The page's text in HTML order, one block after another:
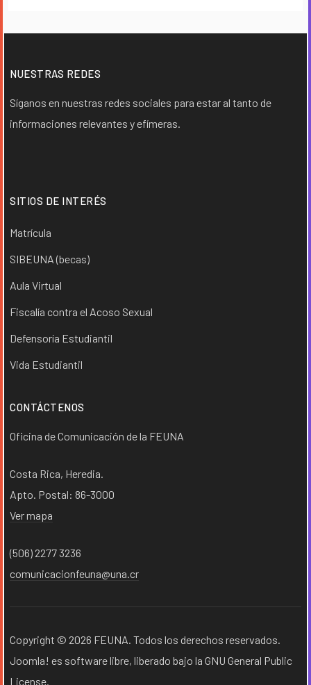
NUESTRAS REDES
Síganos en nuestras redes sociales para estar al tanto de
informaciones relevantes y efímeras.
SITIOS DE INTERÉS
Matrícula
SIBEUNA (becas)
Aula Virtual
Fiscalía contra el Acoso Sexual
Defensoría Estudiantil
Vida Estudiantil
CONTÁCTENOS
Oficina de Comunicación de la FEUNA
Costa Rica, Heredia.
Apto. Postal: 86-3000
Ver mapa
(506) 2277 3236
comunicacionfeuna@una.cr
Copyright © 2026 FEUNA. Todos los derechos reservados.
Joomla! es software libre, liberado bajo la GNU General Public
License.